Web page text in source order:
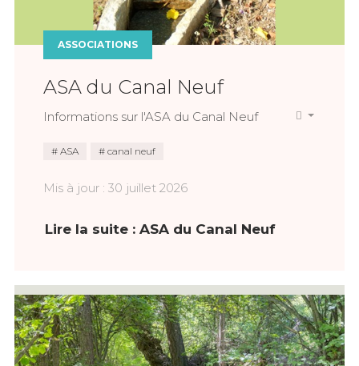
ASSOCIATIONS
ASA du Canal Neuf
Informations sur l'ASA du Canal Neuf
ASA canal neuf
Mis à jour : 30 juillet 2026
Lire la suite : ASA du Canal Neuf